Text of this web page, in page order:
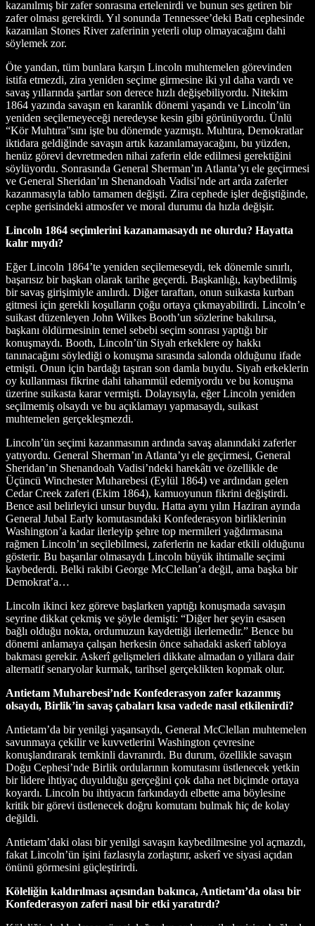
kazanılmış bir zafer sonrasına ertelenirdi ve bunun ses getiren bir
zafer olması gerekirdi. Yıl sonunda Tennessee’deki Batı cephesinde
kazanılan Stones River zaferinin yeterli olup olmayacağını dahi
söylemek zor.
Öte yandan, tüm bunlara karşın Lincoln muhtemelen görevinden
istifa etmezdi, zira yeniden seçime girmesine iki yıl daha vardı ve
savaş yıllarında şartlar son derece hızlı değişebiliyordu. Nitekim
1864 yazında savaşın en karanlık dönemi yaşandı ve Lincoln’ün
yeniden seçilemeyeceği neredeyse kesin gibi görünüyordu. Ünlü
“Kör Muhtıra”sını işte bu dönemde yazmıştı. Muhtıra, Demokratlar
iktidara geldiğinde savaşın artık kazanılamayacağını, bu yüzden,
henüz görevi devretmeden nihai zaferin elde edilmesi gerektiğini
söylüyordu. Sonrasında General Sherman’ın Atlanta’yı ele geçirmesi
ve General Sheridan’ın Shenandoah Vadisi’nde art arda zaferler
kazanmasıyla tablo tamamen değişti. Zira cephede işler değiştiğinde,
cephe gerisindeki atmosfer ve moral durumu da hızla değişir.
Lincoln 1864 seçimlerini kazanamasaydı ne olurdu? Hayatta
kalır mıydı?
Eğer Lincoln 1864’te yeniden seçilemeseydi, tek dönemle sınırlı,
başarısız bir başkan olarak tarihe geçerdi. Başkanlığı, kaybedilmiş
bir savaş girişimiyle anılırdı. Diğer taraftan, onun suikasta kurban
gitmesi için gerekli koşulların çoğu ortaya çıkmayabilirdi. Lincoln’e
suikast düzenleyen John Wilkes Booth’un sözlerine bakılırsa,
başkanı öldürmesinin temel sebebi seçim sonrası yaptığı bir
konuşmaydı. Booth, Lincoln’ün Siyah erkeklere oy hakkı
tanınacağını söylediği o konuşma sırasında salonda olduğunu ifade
etmişti. Onun için bardağı taşıran son damla buydu. Siyah erkeklerin
oy kullanması fikrine dahi tahammül edemiyordu ve bu konuşma
üzerine suikasta karar vermişti. Dolayısıyla, eğer Lincoln yeniden
seçilmemiş olsaydı ve bu açıklamayı yapmasaydı, suikast
muhtemelen gerçekleşmezdi.
Lincoln’ün seçimi kazanmasının ardında savaş alanındaki zaferler
yatıyordu. General Sherman’ın Atlanta’yı ele geçirmesi, General
Sheridan’ın Shenandoah Vadisi’ndeki harekâtı ve özellikle de
Üçüncü Winchester Muharebesi (Eylül 1864) ve ardından gelen
Cedar Creek zaferi (Ekim 1864), kamuoyunun fikrini değiştirdi.
Bence asıl belirleyici unsur buydu. Hatta aynı yılın Haziran ayında
General Jubal Early komutasındaki Konfederasyon birliklerinin
Washington’a kadar ilerleyip şehre top mermileri yağdırmasına
rağmen Lincoln’ın seçilebilmesi, zaferlerin ne kadar etkili olduğunu
gösterir. Bu başarılar olmasaydı Lincoln büyük ihtimalle seçimi
kaybederdi. Belki rakibi George McClellan’a değil, ama başka bir
Demokrat’a…
Lincoln ikinci kez göreve başlarken yaptığı konuşmada savaşın
seyrine dikkat çekmiş ve şöyle demişti: “Diğer her şeyin esasen
bağlı olduğu nokta, ordumuzun kaydettiği ilerlemedir.” Bence bu
dönemi anlamaya çalışan herkesin önce sahadaki askerî tabloya
bakması gerekir. Askerî gelişmeleri dikkate almadan o yıllara dair
alternatif senaryolar kurmak, tarihsel gerçeklikten kopmak olur.
Antietam Muharebesi’nde Konfederasyon zafer kazanmış
olsaydı, Birlik’in savaş çabaları kısa vadede nasıl etkilenirdi?
Antietam’da bir yenilgi yaşansaydı, General McClellan muhtemelen
savunmaya çekilir ve kuvvetlerini Washington çevresine
konuşlandırarak temkinli davranırdı. Bu durum, özellikle savaşın
Doğu Cephesi’nde Birlik ordularının komutasını üstlenecek yetkin
bir lidere ihtiyaç duyulduğu gerçeğini çok daha net biçimde ortaya
koyardı. Lincoln bu ihtiyacın farkındaydı elbette ama böylesine
kritik bir görevi üstlenecek doğru komutanı bulmak hiç de kolay
değildi.
Antietam’daki olası bir yenilgi savaşın kaybedilmesine yol açmazdı,
fakat Lincoln’ün işini fazlasıyla zorlaştırır, askerî ve siyasi açıdan
önünü görmesini güçleştirirdi.
Köleliğin kaldırılması açısından bakınca, Antietam’da olası bir
Konfederasyon zaferi nasıl bir etki yaratırdı?